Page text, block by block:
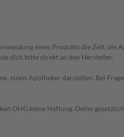
eines Produkts die Zeit, die
dich bitte direkt an den Hersteller.
einen Apotheker darstellen. Bei
OHG keine Haftung. Deine